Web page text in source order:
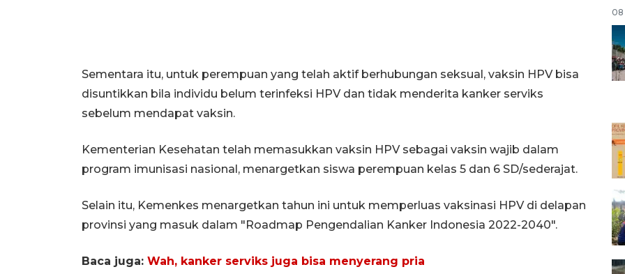
Sementara itu, untuk perempuan yang telah aktif berhubungan seksual, vaksin HPV bisa
disuntikkan bila individu belum terinfeksi HPV dan tidak menderita kanker serviks
sebelum mendapat vaksin.
Kementerian Kesehatan telah memasukkan vaksin HPV sebagai vaksin wajib dalam
program imunisasi nasional, menargetkan siswa perempuan kelas 5 dan 6 SD/sederajat.
Selain itu, Kemenkes menargetkan tahun ini untuk memperluas vaksinasi HPV di delapan
provinsi yang masuk dalam "Roadmap Pengendalian Kanker Indonesia 2022-2040".
Baca juga: Wah, kanker serviks juga bisa menyerang pria
08